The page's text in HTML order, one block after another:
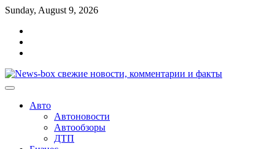
Перейти
содержимому
Sunday, August 9, 2026
Авто
Автоновости
Автообзоры
ДТП